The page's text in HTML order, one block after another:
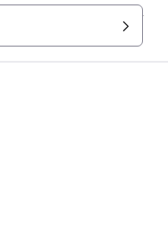
ど色々なお店が入居し